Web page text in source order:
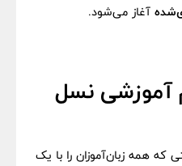
آغاز می‌شود.
آموزشی نسل
همه زبان‌آموزان را با یک